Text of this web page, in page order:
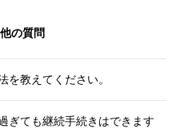
の質問
を教えてください。
ぎても継続手続きはできます